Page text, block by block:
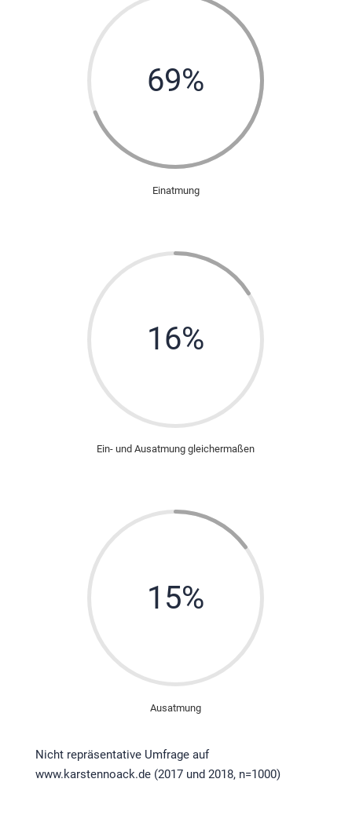
69%
Einatmung
16%
Ein- und Ausatmung gleichermaßen
15%
Ausatmung
Nicht repräsentative Umfrage auf
www.karstennoack.de (2017 und 2018, n=1000)